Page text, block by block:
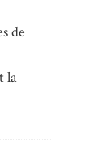
de
la